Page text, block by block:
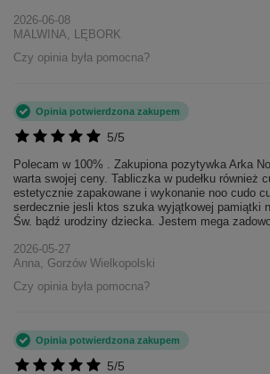
2026-06-08
MALWINA, LĘBORK
Czy opinia była pomocna?
5/5
Opinia potwierdzona zakupem
Polecam w 100% . Zakupiona pozytywka Arka
warta swojej ceny. Tabliczka w pudełku również
estetycznie zapakowane i wykonanie noo cudo
serdecznie jesli ktos szuka wyjątkowej pamiątki
Św. bądź urodziny dziecka. Jestem mega
2026-05-27
Anna, Gorzów Wielkopolski
Czy opinia była pomocna?
5/5
Opinia potwierdzona zakupem